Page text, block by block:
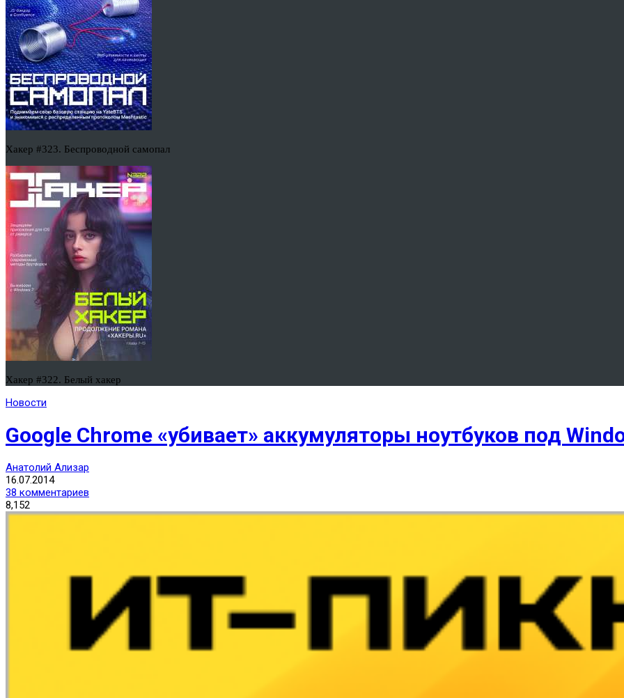
Хакер #323. Беспроводной самопал
Хакер #322. Белый хакер
Новости
Google Chrome «убивает» аккумуляторы ноутбуков под
Анатолий Ализар
16.07.2014
38 комментариев
8,152